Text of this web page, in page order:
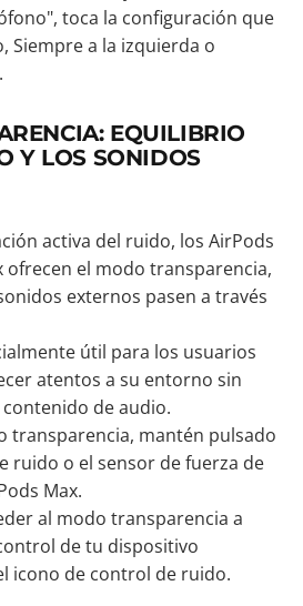
toca la configuración que
Siempre a la izquierda o
EQUILIBRIO
Y LOS SONIDOS
activa del ruido, los AirPods
ofrecen el modo transparencia,
externos pasen a través
útil para los usuarios
atentos a su entorno sin
de audio.
transparencia, mantén pulsado
ruido o el sensor de fuerza de
Max.
al modo transparencia a
de tu dispositivo
icono de control de ruido.